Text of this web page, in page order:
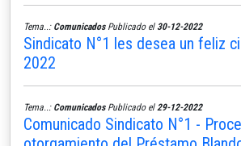
Tema..: ComunicadosPublicado el 30-12-2022
Sindicato N°1 les desea un feliz
2022
Tema..: ComunicadosPublicado el 29-12-2022
Comunicado Sindicato N°1 -